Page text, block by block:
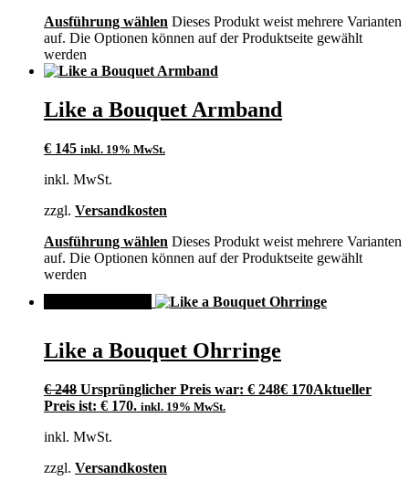
Ausführung wählen Dieses Produkt weist mehrere Varianten
auf. Die Optionen können auf der Produktseite gewählt
werden
Like a Bouquet Armband
€ 145 inkl. 19% MwSt.
inkl. MwSt.
zzgl. Versandkosten
Ausführung wählen Dieses Produkt weist mehrere Varianten
auf. Die Optionen können auf der Produktseite gewählt
werden
Like a Bouquet Ohrringe
€248 Ursprünglicher Preis war: € 248€ 170Aktueller
Preis ist: € 170. inkl. 19% MwSt.
inkl. MwSt.
zzgl. Versandkosten